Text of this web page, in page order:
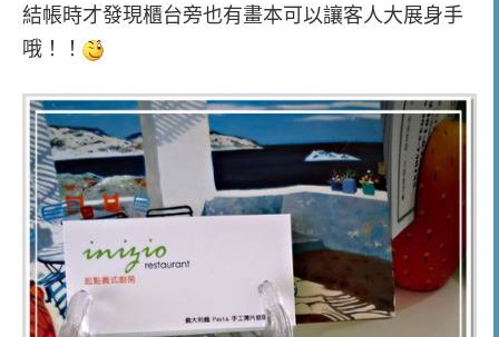
結帳時才發現櫃台旁也有畫本可以讓客人大展身手
哦！！